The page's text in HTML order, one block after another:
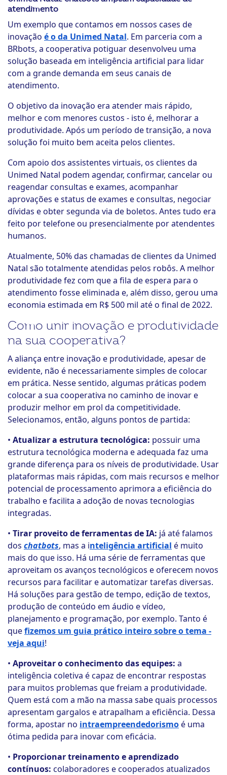
atendimento
Um exemplo que contamos em nossos cases de
inovação é o da Unimed Natal. Em parceria com a
BRbots, a cooperativa potiguar desenvolveu uma
solução baseada em inteligência artificial para lidar
com a grande demanda em seus canais de
atendimento.
O objetivo da inovação era atender mais rápido,
melhor e com menores custos - isto é, melhorar a
produtividade. Após um período de transição, a nova
solução foi muito bem aceita pelos clientes.
Com apoio dos assistentes virtuais, os clientes da
Unimed Natal podem agendar, confirmar, cancelar ou
reagendar consultas e exames, acompanhar
aprovações e status de exames e consultas, negociar
dívidas e obter segunda via de boletos. Antes tudo era
feito por telefone ou presencialmente por atendentes
humanos.
Atualmente, 50% das chamadas de clientes da Unimed
Natal são totalmente atendidas pelos robôs. A melhor
produtividade fez com que a fila de espera para o
atendimento fosse eliminada e, além disso, gerou uma
economia estimada em R$ 500 mil até o final de 2022.
Como unir inovação e produtividade
na sua cooperativa?
A aliança entre inovação e produtividade, apesar de
evidente, não é necessariamente simples de colocar
em prática. Nesse sentido, algumas práticas podem
colocar a sua cooperativa no caminho de inovar e
produzir melhor em prol da competitividade.
Selecionamos, então, alguns pontos de partida:
• Atualizar a estrutura tecnológica: possuir uma
estrutura tecnológica moderna e adequada faz uma
grande diferença para os níveis de produtividade. Usar
plataformas mais rápidas, com mais recursos e melhor
potencial de processamento aprimora a eficiência do
trabalho e facilita a adoção de novas tecnologias
integradas.
• Tirar proveito de ferramentas de IA: já até falamos
dos chatbots, mas a inteligência artificial é muito
mais do que isso. Há uma série de ferramentas que
aproveitam os avanços tecnológicos e oferecem novos
recursos para facilitar e automatizar tarefas diversas.
Há soluções para gestão de tempo, edição de textos,
produção de conteúdo em áudio e vídeo,
planejamento e programação, por exemplo. Tanto é
quefizemos um guia prático inteiro sobre o tema -
veja aqui!
• Aproveitar o conhecimento das equipes: a
inteligência coletiva é capaz de encontrar respostas
para muitos problemas que freiam a produtividade.
Quem está com a mão na massa sabe quais processos
apresentam gargalos e atrapalham a eficiência. Dessa
forma, apostar no intraempreendedorismoé uma
ótima pedida para inovar com eficácia.
• Proporcionar treinamento e aprendizado
contínuos: colaboradores e cooperados atualizados